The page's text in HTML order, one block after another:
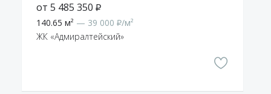
от 5 485 350 ₽
140.65 м² — 39 000 ₽/м²
ЖК «Адмиралтейский»